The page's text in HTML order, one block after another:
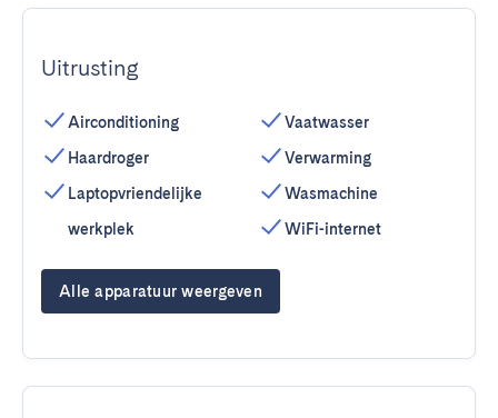
Uitrusting
Airconditioning
Haardroger
Laptopvriendelijke
werkplek
Vaatwasser
Verwarming
Wasmachine
WiFi-internet
Alle apparatuur weergeven